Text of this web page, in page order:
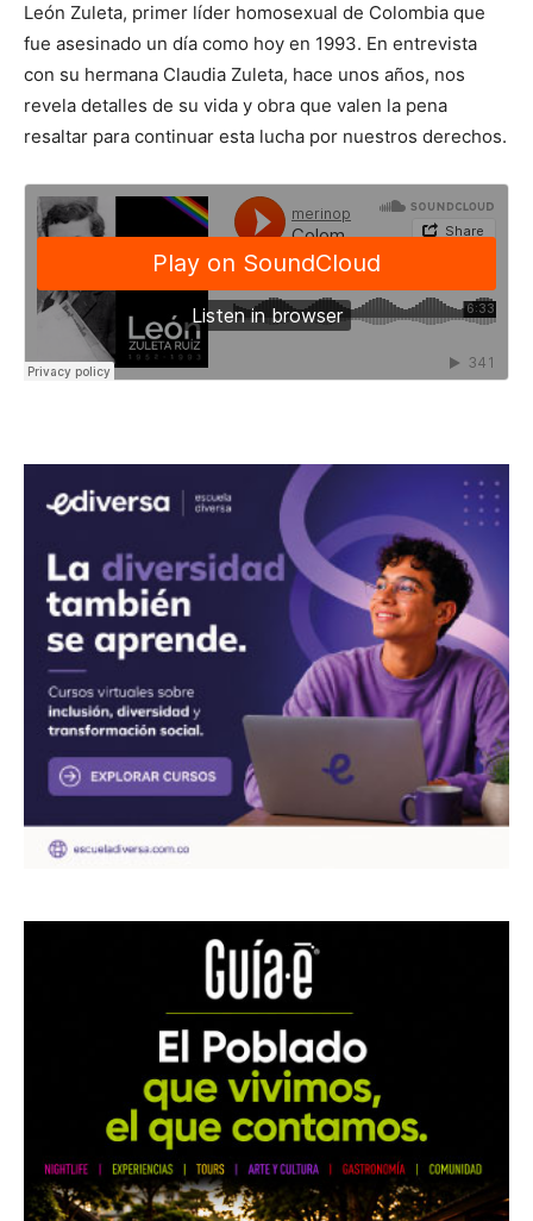
León Zuleta, primer líder homosexual de Colombia que
fue asesinado un día como hoy en 1993. En entrevista
con su hermana Claudia Zuleta, hace unos años, nos
revela detalles de su vida y obra que valen la pena
resaltar para continuar esta lucha por nuestros derechos.